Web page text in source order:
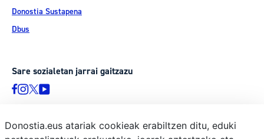
Donostia Sustapena
Dbus
Sare sozialetan jarrai gaitzazu
Donostia.eus atariak cookieak erabiltzen ditu, eduki